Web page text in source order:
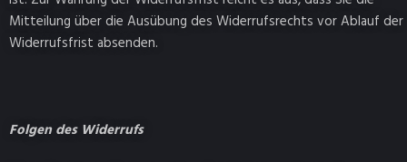
Mitteilung über die Ausübung des Widerrufsrechts vor Ablauf der
Widerrufsfrist absenden.
Folgen des Widerrufs